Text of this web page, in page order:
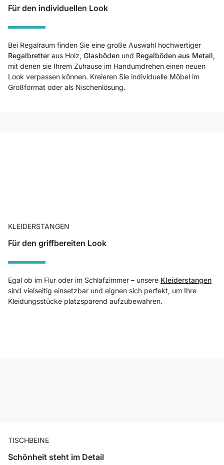
Für den individuellen Look
Bei Regalraum finden Sie eine große Auswahl hochwertiger
Regalbretter aus Holz, Glasböden und Regalböden aus Metall,
mit denen sie Ihrem Zuhause im Handumdrehen einen neuen
Look verpassen können. Kreieren Sie individuelle Möbel im
Großformat oder als Nischenlösung.
KLEIDERSTANGEN
Für den griffbereiten Look
Egal ob im Flur oder im Schlafzimmer – unsere Kleiderstangen
sind vielseitig einsetzbar und eignen sich perfekt, um Ihre
Kleidungsstücke platzsparend aufzubewahren.
TISCHBEINE
Schönheit steht im Detail